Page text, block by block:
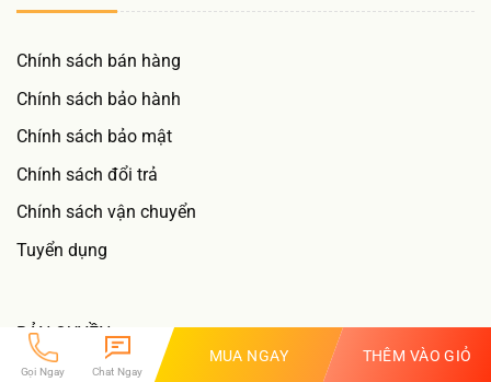
Gọi Ngay Chat Ngay
MUA NGAY THÊM VÀO GIỎ
Chính sách bán hàng
Chính sách bảo hành
Chính sách bảo mật
Chính sách đổi trả
Chính sách vận chuyển
Tuyển dụng
BẢN QUYỀN